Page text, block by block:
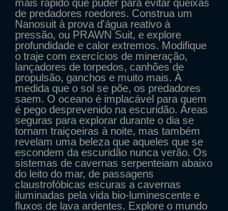
mais rápido que puder para evitar queixas
de predadores roedores. Construa um
Nanosuit à prova d'água reativo à
pressão, ou PRAWN Suit, e explore
profundidade e calor extremos. Modifique
o traje com exercícios de mineração,
lançadores de torpedos, canhões de
propulsão, ganchos e muito mais. À
medida que o sol se põe, os predadores
saem. O oceano é implacável para quem
é pego desprevenido na escuridão. Áreas
seguras para explorar durante o dia se
tornam traiçoeiras à noite, mas também
revelam uma beleza que aqueles que se
escondem da escuridão nunca verão. Os
sistemas de cavernas serpenteiam abaixo
do leito do mar, de passagens
claustrofóbicas escuras a cavernas
iluminadas pela vida bio-luminescente e
fluxos de lava ardentes. Explore o mundo